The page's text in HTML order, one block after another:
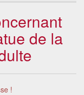
de la
!